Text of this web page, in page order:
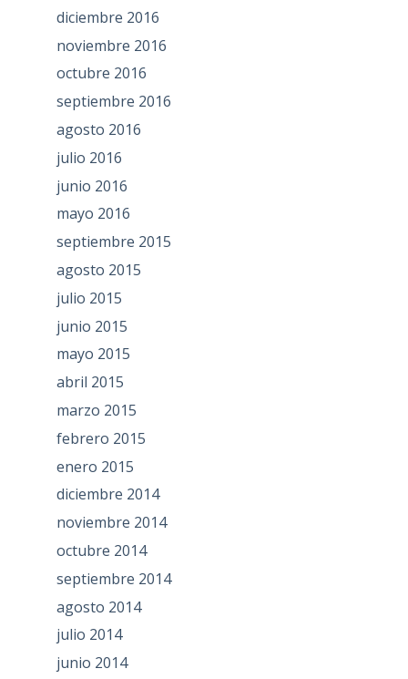
diciembre 2016
noviembre 2016
octubre 2016
septiembre 2016
agosto 2016
julio 2016
junio 2016
mayo 2016
septiembre 2015
agosto 2015
julio 2015
junio 2015
mayo 2015
abril 2015
marzo 2015
febrero 2015
enero 2015
diciembre 2014
noviembre 2014
octubre 2014
septiembre 2014
agosto 2014
julio 2014
junio 2014